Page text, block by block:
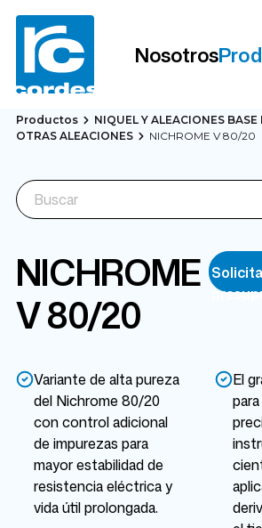
Nosotros
Productos
NIQUEL Y ALEACIONES BASE
OTRAS ALEACIONES
NICHROME V 80/20
NICHROME
V 80/20
Variante de alta pureza
del Nichrome 80/20
con control adicional
de impurezas para
mayor estabilidad de
resistencia eléctrica y
vida útil prolongada.
El